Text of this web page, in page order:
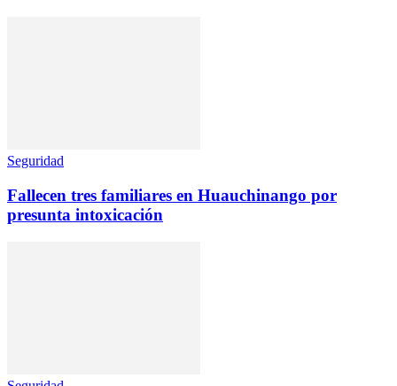
Seguridad
Fallecen tres familiares en Huauchinango por
presunta intoxicación